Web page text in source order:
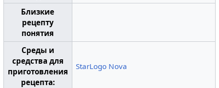
Близкие
рецепту
понятия
Среды и
средства для
приготовления
рецепта:
StarLogo Nova